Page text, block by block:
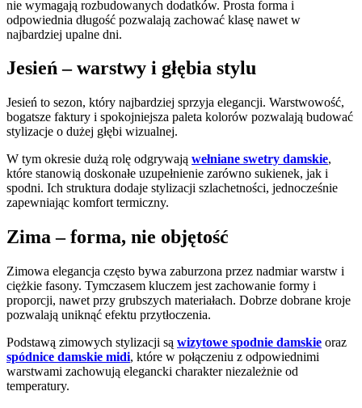
nie wymagają rozbudowanych dodatków. Prosta forma i
odpowiednia długość pozwalają zachować klasę nawet w
najbardziej upalne dni.
Jesień – warstwy i głębia stylu
Jesień to sezon, który najbardziej sprzyja elegancji. Warstwowość,
bogatsze faktury i spokojniejsza paleta kolorów pozwalają budować
stylizacje o dużej głębi wizualnej.
W tym okresie dużą rolę odgrywają wełniane swetry damskie,
które stanowią doskonałe uzupełnienie zarówno sukienek, jak i
spodni. Ich struktura dodaje stylizacji szlachetności, jednocześnie
zapewniając komfort termiczny.
Zima – forma, nie objętość
Zimowa elegancja często bywa zaburzona przez nadmiar warstw i
ciężkie fasony. Tymczasem kluczem jest zachowanie formy i
proporcji, nawet przy grubszych materiałach. Dobrze dobrane kroje
pozwalają uniknąć efektu przytłoczenia.
Podstawą zimowych stylizacji są wizytowe spodnie damskie oraz
spódnice damskie midi, które w połączeniu z odpowiednimi
warstwami zachowują elegancki charakter niezależnie od
temperatury.